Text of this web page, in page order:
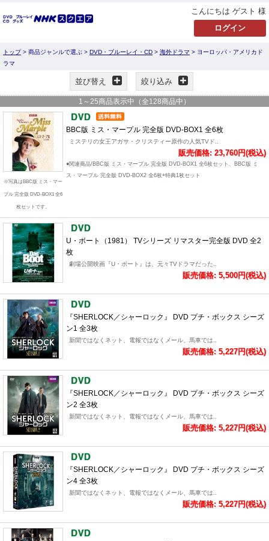
こんにちは ゲスト 様
トップ> 商品ジャンルで選ぶ > DVD・ブルーレイ・CD > 海外ドラマ > ヨーロッパ・アメリカド
ラマ
並び替え 絞り込み
1 ～ 25商品表示中（全128商品中）
※写真はBBC版 ミス・マー
プル 完全版 DVD-BOX1 全6
枚セットです。
BBC版 ミス・マープル 完全版 DVD-BOX1 全6枚
ミステリの女王アガサ・クリスティー原作の人気TVド..
販売価格: 23,760円(税込)
●関連商品/BBC版 ミス・マープル 完全版 DVD-BOX1 全6枚セット、BBC版 ミ
ス・マープル 完全版 DVD-BOX2 全6枚+特典1枚セット
U・ボート（1981） TVシリーズ リマスター完全版 DVD 全2
枚
劇場公開映画『U・ボート』は、元々TVドラマだった..
販売価格: 5,500円(税込)
『SHERLOCK／シャーロック』 DVD プチ・ボックス シーズ
ン1 全3枚
新聞ではなくネット、電報ではなくメール、馬車では..
販売価格: 5,227円(税込)
『SHERLOCK／シャーロック』 DVD プチ・ボックス シーズ
ン2 全3枚
新聞ではなくネット、電報ではなくメール、馬車では..
販売価格: 5,227円(税込)
『SHERLOCK／シャーロック』 DVD プチ・ボックス シーズ
ン4 全3枚
新聞ではなくネット、電報ではなくメール、馬車では..
販売価格: 5,227円(税込)